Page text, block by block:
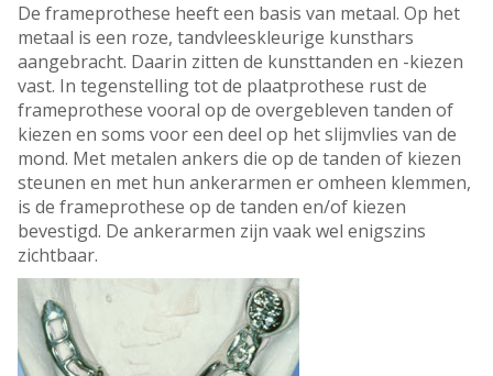
De frameprothese heeft een basis van metaal. Op het
metaal is een roze, tandvleeskleurige kunsthars
aangebracht. Daarin zitten de kunsttanden en -kiezen
vast. In tegenstelling tot de plaatprothese rust de
frameprothese vooral op de overgebleven tanden of
kiezen en soms voor een deel op het slijmvlies van de
mond. Met metalen ankers die op de tanden of kiezen
steunen en met hun ankerarmen er omheen klemmen,
is de frameprothese op de tanden en/of kiezen
bevestigd. De ankerarmen zijn vaak wel enigszins
zichtbaar.